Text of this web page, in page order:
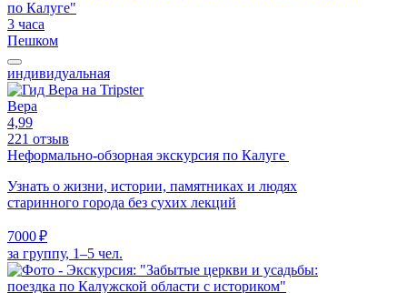
3 часа
Пешком
индивидуальная
Вера
4,99
221 отзыв
Неформально-обзорная экскурсия по Калуге
Узнать о жизни, истории, памятниках и людях
старинного города без сухих лекций
7000 ₽
за группу, 1–5 чел.